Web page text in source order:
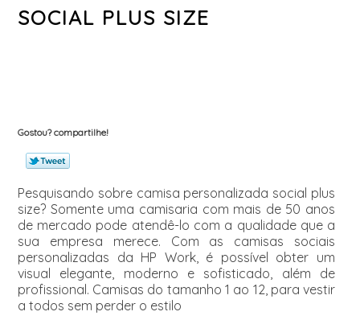
SOCIAL PLUS SIZE
Gostou? compartilhe!
Pesquisando sobre camisa personalizada social plus
size? Somente uma camisaria com mais de 50 anos
de mercado pode atendê-lo com a qualidade que a
sua empresa merece. Com as camisas sociais
personalizadas da HP Work, é possível obter um
visual elegante, moderno e sofisticado, além de
profissional. Camisas do tamanho 1 ao 12, para vestir
a todos sem perder o estilo